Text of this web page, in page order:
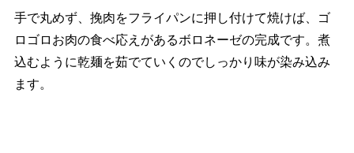
手で丸めず、挽肉をフライパンに押し付けて焼けば、ゴ
ロゴロお肉の食べ応えがあるボロネーゼの完成です。煮
込むように乾麺を茹でていくのでしっかり味が染み込み
ます。